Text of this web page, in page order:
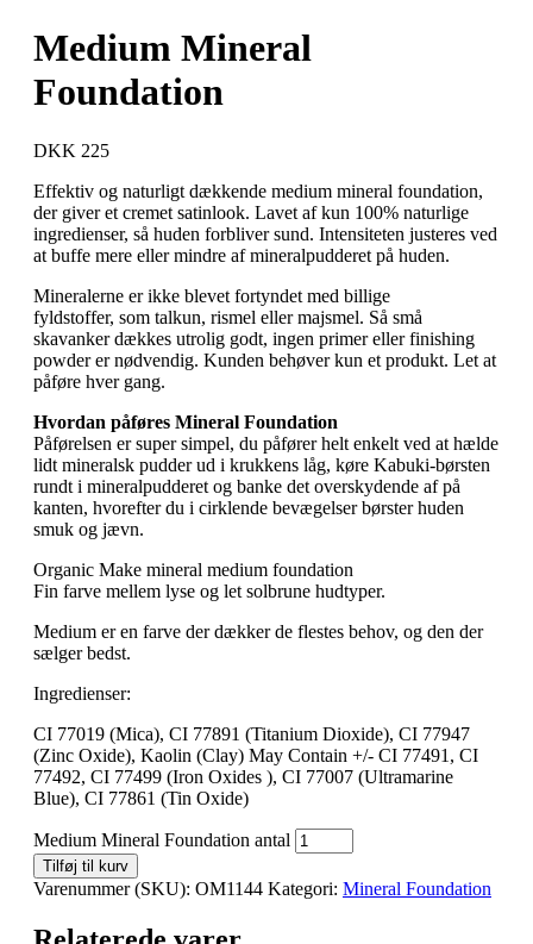
Medium Mineral
Foundation
DKK 225
Effektiv og naturligt dækkende medium mineral foundation,
der giver et cremet satinlook. Lavet af kun 100% naturlige
ingredienser, så huden forbliver sund. Intensiteten justeres ved
at buffe mere eller mindre af mineralpudderet på huden.
Mineralerne er ikke blevet fortyndet med billige
fyldstoffer, som talkun, rismel eller majsmel. Så små
skavanker dækkes utrolig godt, ingen primer eller finishing
powder er nødvendig. Kunden behøver kun et produkt. Let at
påføre hver gang.
Hvordan påføres Mineral Foundation
Påførelsen er super simpel, du påfører helt enkelt ved at hælde
lidt mineralsk pudder ud i krukkens låg, køre Kabuki-børsten
rundt i mineralpudderet og banke det overskydende af på
kanten, hvorefter du i cirklende bevægelser børster huden
smuk og jævn.
Organic Make mineral medium foundation
Fin farve mellem lyse og let solbrune hudtyper.
Medium er en farve der dækker de flestes behov, og den der
sælger bedst.
Ingredienser:
CI 77019 (Mica), CI 77891 (Titanium Dioxide), CI 77947
(Zinc Oxide), Kaolin (Clay) May Contain +/- CI 77491, CI
77492, CI 77499 (Iron Oxides ), CI 77007 (Ultramarine
Blue), CI 77861 (Tin Oxide)
Medium Mineral Foundation antal
Tilføj til kurv
Varenummer (SKU): OM1144 Kategori: Mineral Foundation